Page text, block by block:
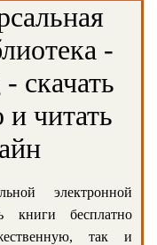
-
скачать
и читать
электронной
книги бесплатно
так и